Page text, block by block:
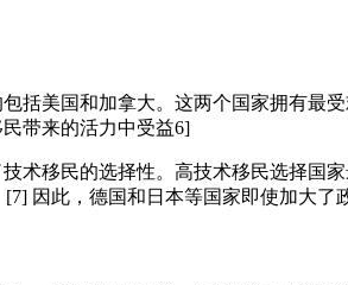
括美国和加拿大。这两个国家拥有最
带来的活力中受益6]
术移民的选择性。高技术移民选择国
因此，德国和日本等国家即使加大了